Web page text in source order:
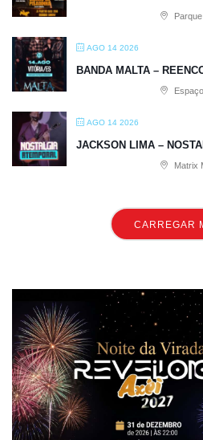
AGO 14 2026
BANDA MALTA –
AGO 14 2026
JACKSON LIMA –
Matrix
CARREGAR